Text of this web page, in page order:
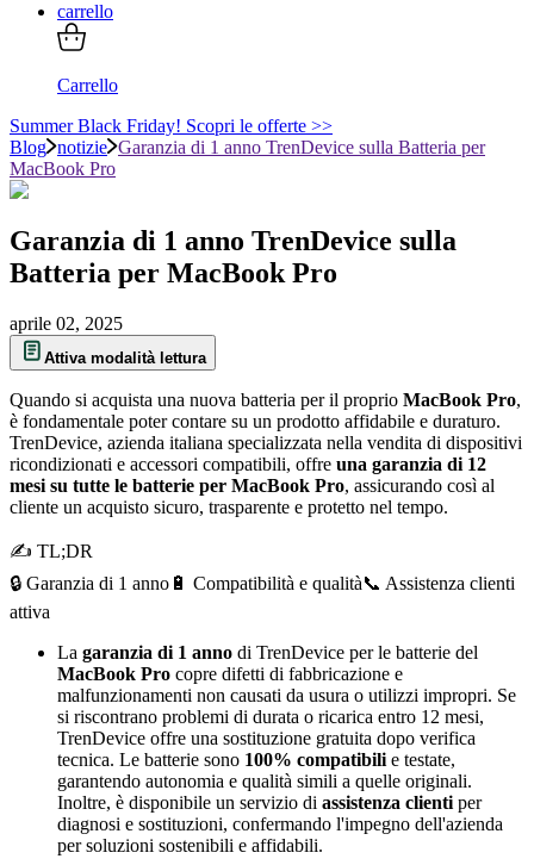
carrello
Carrello
Summer Black Friday! Scopri le offerte >>
Blog notizie Garanzia di 1 anno TrenDevice sulla Batteria per
MacBook Pro
Garanzia di 1 anno TrenDevice sulla
Batteria per MacBook Pro
aprile 02, 2025
Attiva modalità lettura
Quando si acquista una nuova batteria per il proprio MacBook Pro,
è fondamentale poter contare su un prodotto affidabile e duraturo.
TrenDevice, azienda italiana specializzata nella vendita di dispositivi
ricondizionati e accessori compatibili, offre una garanzia di 12
mesi su tutte le batterie per MacBook Pro, assicurando così al
cliente un acquisto sicuro, trasparente e protetto nel tempo.
✍ TL;DR
🔒 Garanzia di 1 anno 🔋 Compatibilità e qualità📞 Assistenza clienti
attiva
La garanzia di 1 anno di TrenDevice per le batterie del
MacBook Pro copre difetti di fabbricazione e
malfunzionamenti non causati da usura o utilizzi impropri. Se
si riscontrano problemi di durata o ricarica entro 12 mesi,
TrenDevice offre una sostituzione gratuita dopo verifica
tecnica. Le batterie sono 100% compatibili e testate,
garantendo autonomia e qualità simili a quelle originali.
Inoltre, è disponibile un servizio di assistenza clienti per
diagnosi e sostituzioni, confermando l'impegno dell'azienda
per soluzioni sostenibili e affidabili.